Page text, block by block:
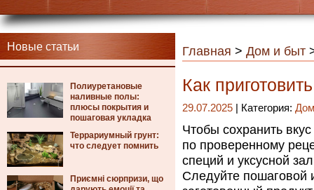
Новые статьи
Полиуретановые
наливные полы:
плюсы покрытия и
пошаговая укладка
Террариумный грунт:
что следует помнить
Приємні сюрпризи, що
Главная > Дом и быт
Как
29.07.2025 | Категория:
Чтобы сохранить
по проверенному
специй и уксусной
Следуйте пошаговой